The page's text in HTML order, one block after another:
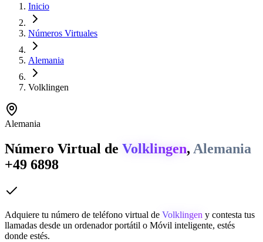
Inicio
Números Virtuales
Alemania
Volklingen
Alemania
Número Virtual de Volklingen, Alemania
+49 6898
Adquiere tu número de teléfono virtual de Volklingen y contesta tus
llamadas desde un ordenador portátil o Móvil inteligente, estés
donde estés.